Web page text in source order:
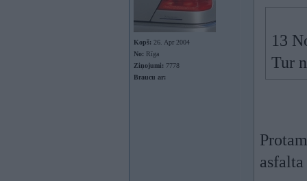
Kopš: 26. Apr 2004
No: Rīga
Ziņojumi: 7778
Braucu ar:
13
Tur